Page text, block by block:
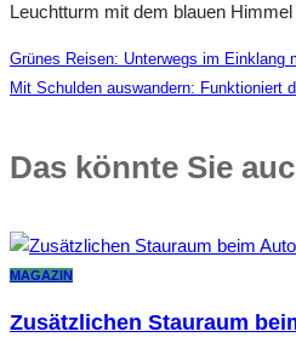
Leuchtturm mit dem blauen
Grünes Reisen: Unterwegs im Einklang
Mit Schulden auswandern: Funktioniert
Das könnte Sie
MAGAZIN
Zusätzlichen Stauraum